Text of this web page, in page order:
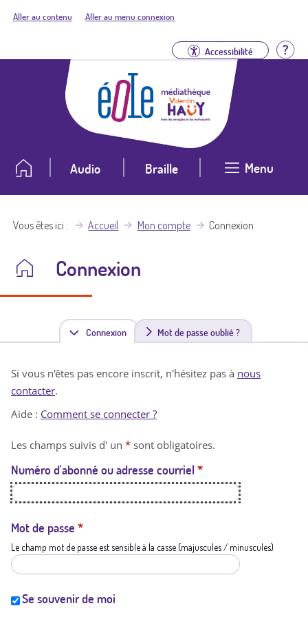
Aller au contenu Aller au menu connexion
Accessibilité
Audio Braille Menu
Vous êtes ici Accueil Mon compte Connexion
Connexion
Connexion(
n
t
a
t
i
Mot de passe oublié ?
Si vous n'êtes pas encore inscrit, n'hésitez pas à nous
contacter.
Aide : Comment se connecter ?
Les champs suivis d' un * sont obligatoires.
Numéro d'abonné ou adresse courriel *
Mot de passe *
Le champ mot de passe est sensible à la casse (majuscules / minuscules)
Se souvenir de moi